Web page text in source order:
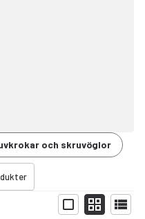
och skruvöglor
Visa